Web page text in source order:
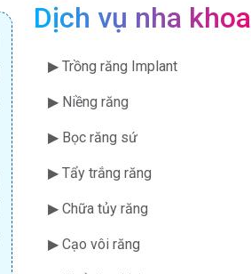
Dịch vụ nha khoa
▶ Trồng răng Implant
▶ Niềng răng
▶ Bọc răng sứ
▶ Tẩy trắng răng
▶ Chữa tủy răng
▶ Cạo vôi răng